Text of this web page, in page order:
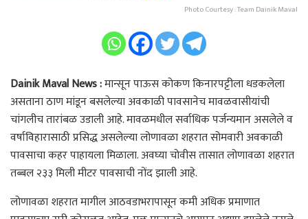
Photo Courtesy : Team Dainik Maval
Dainik Maval News :मान्सून पाऊस कोकण किनारपट्टीला धडकलेला
असताना ठाण मांडून बसलेल्या अवकाळी पावसानेच मावळवासीयांची
चांगलीच तारांबळ उडाली आहे. मावळमधील सर्वाधिक पर्जन्यमान असलेले व
वर्षाविहारासाठी प्रसिद्ध असलेल्या लोणावळा शहरात सोमवारी अवकाळी
पावसाचा कहर पाहायला मिळाला. अवघ्या चोवीस तासात लोणावळा शहरात
तब्बल २३३ मिली मीटर पावसाची नोंद झाली आहे.
लोणावळा शहरात मागील आठवडाभरापासून कमी अधिक प्रमाणात